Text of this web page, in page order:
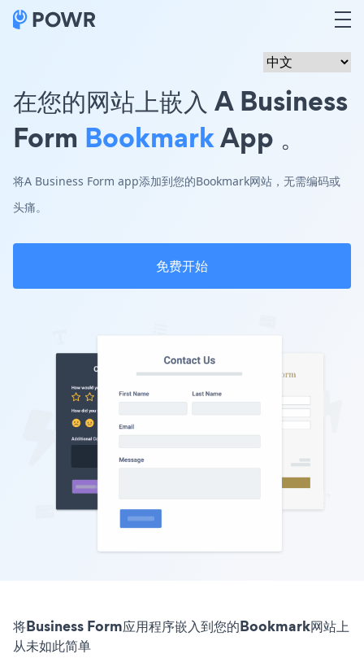
在您的网站上嵌入 A Business
Form BookmarkApp 。
将A Business Form app添加到您的Bookmark网站，无需编码或
头痛。
免费开始
将Business Form应用程序嵌入到您的Bookmark网站上
从未如此简单